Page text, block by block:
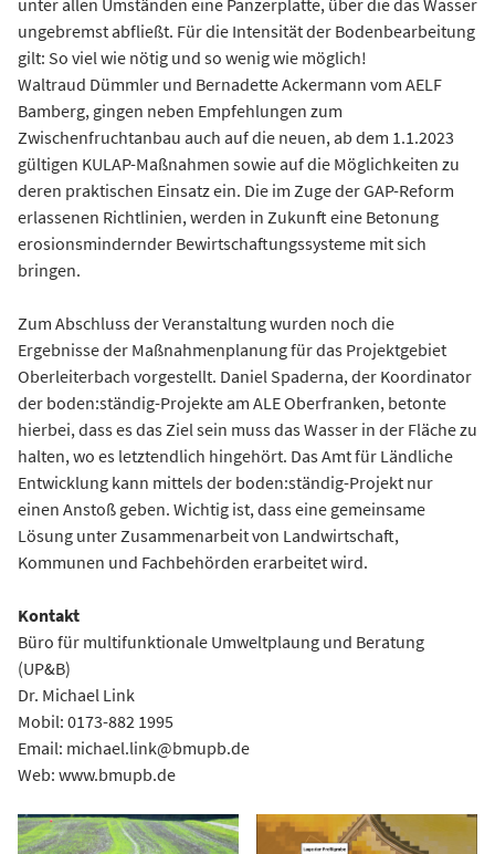
ungebremst abfließt. Für die Intensität der Bodenbearbeitung
gilt: So viel wie nötig und so wenig wie möglich!
Waltraud Dümmler und Bernadette Ackermann vom AELF
Bamberg, gingen neben Empfehlungen zum
Zwischenfruchtanbau auch auf die neuen, ab dem 1.1.2023
gültigen KULAP-Maßnahmen sowie auf die Möglichkeiten zu
deren praktischen Einsatz ein. Die im Zuge der GAP-Reform
erlassenen Richtlinien, werden in Zukunft eine Betonung
erosionsmindernder Bewirtschaftungssysteme mit sich
bringen.
Zum Abschluss der Veranstaltung wurden noch die
Ergebnisse der Maßnahmenplanung für das Projektgebiet
Oberleiterbach vorgestellt. Daniel Spaderna, der Koordinator
der boden:ständig-Projekte am ALE Oberfranken, betonte
hierbei, dass es das Ziel sein muss das Wasser in der Fläche zu
halten, wo es letztendlich hingehört. Das Amt für Ländliche
Entwicklung kann mittels der boden:ständig-Projekt nur
einen Anstoß geben. Wichtig ist, dass eine gemeinsame
Lösung unter Zusammenarbeit von Landwirtschaft,
Kommunen und Fachbehörden erarbeitet wird.
Kontakt
Büro für multifunktionale Umweltplaung und Beratung
(UP&B)
Dr. Michael Link
Mobil: 0173-882 1995
Email: michael.link@bmupb.de
Web: www.bmupb.de